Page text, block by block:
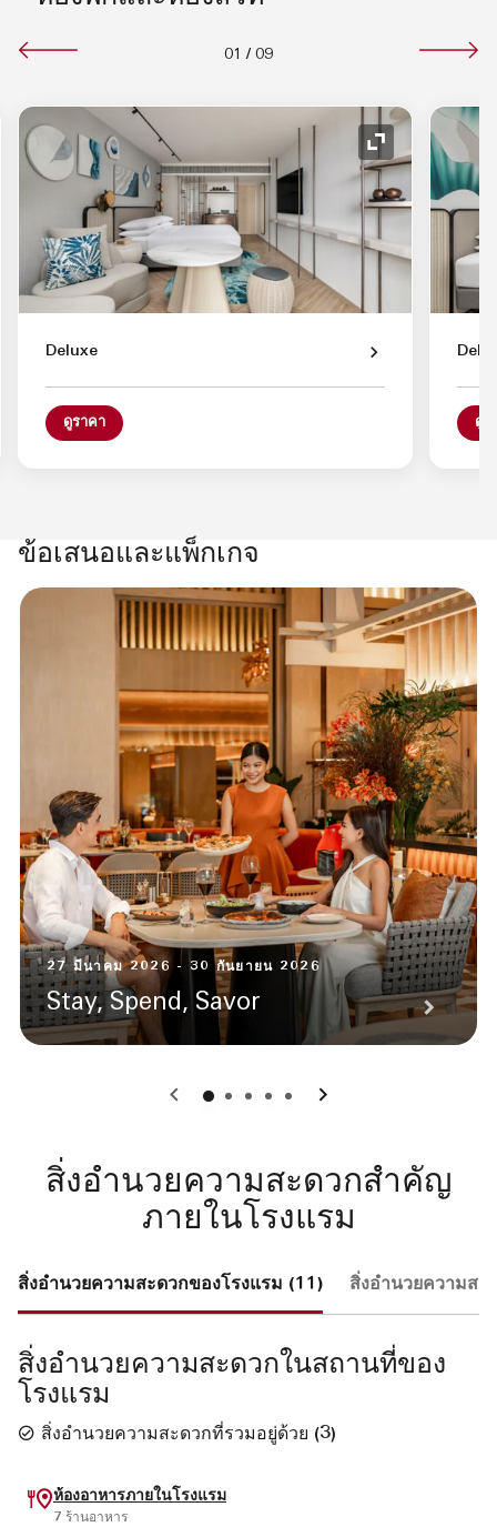
01 / 09
นขยาย ไอคอนขยาย
Deluxe
ดูราคา ดูร
ข้อเสนอและแพ็กเกจ
27 มีนาคม 2026 - 30 กันยายน 2026
Stay, Spend, Savor
0 1 2 3 4
สิ่งอำนวยความสะดวกสำคัญ
ภายในโรงแรม
สิ่งอำนวยความสะดวกของโรงแรม (11) สิ่งอำนวยความสะ
สิ่งอำนวยความสะดวกในสถานที่ของ
โรงแรม
สิ่งอำนวยความสะดวกที่รวมอยู่ด้วย (3)
ห้องอาหารภายในโรงแรม
7 ร้านอาหาร